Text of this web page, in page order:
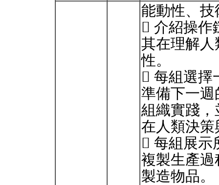
能動性、
 介紹操作
其在理解
性。
 每組選擇
準備下一
組織實踐
在人類決策
 每組展示
複製生產
製造物品。